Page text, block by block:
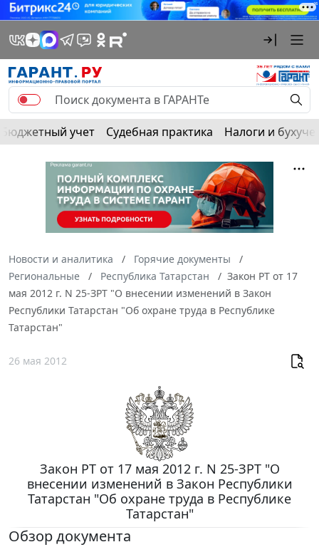
Бюджетный учет Судебная практика Налоги и
Новости и аналитика
Горячие документы
Региональные
Республика Татарстан
Закон РТ от 17
мая 2012 г. N 25-ЗРТ "О внесении изменений в Закон
Республики Татарстан "Об охране труда в Республике
Татарстан"
26 мая 2012
Закон РТ от 17 мая 2012 г. N 25-ЗРТ "О
внесении изменений в Закон Республики
Татарстан "Об охране труда в Республике
Татарстан"
Обзор документа